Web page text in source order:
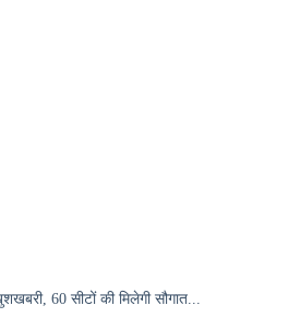
60 सीटों की मिलेगी सौगात...